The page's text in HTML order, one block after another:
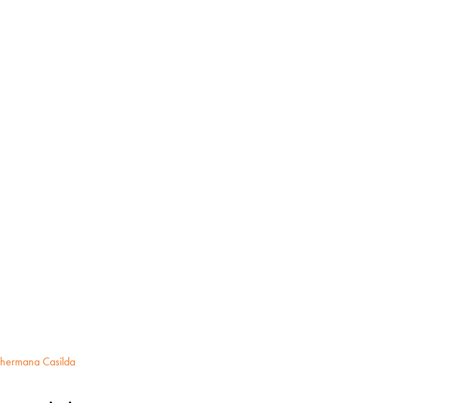
hermana Casilda